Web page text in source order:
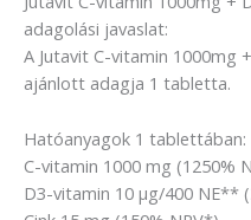
adagolási javaslat:
A Jutavit C-vitamin 1000mg
ajánlott adagja 1 tabletta.
Hatóanyagok 1 tablettában:
C-vitamin 1000 mg (1250%
D3-vitamin 10 µg/400 NE**